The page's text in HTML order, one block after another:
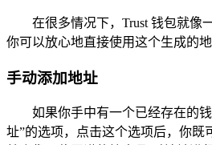
在很多情况下，Trust 钱包就像
你可以放心地直接使用这个生成的
手动添加地址
如果你手中有一个已经存在的
址”的选项，点击这个选项后，你既